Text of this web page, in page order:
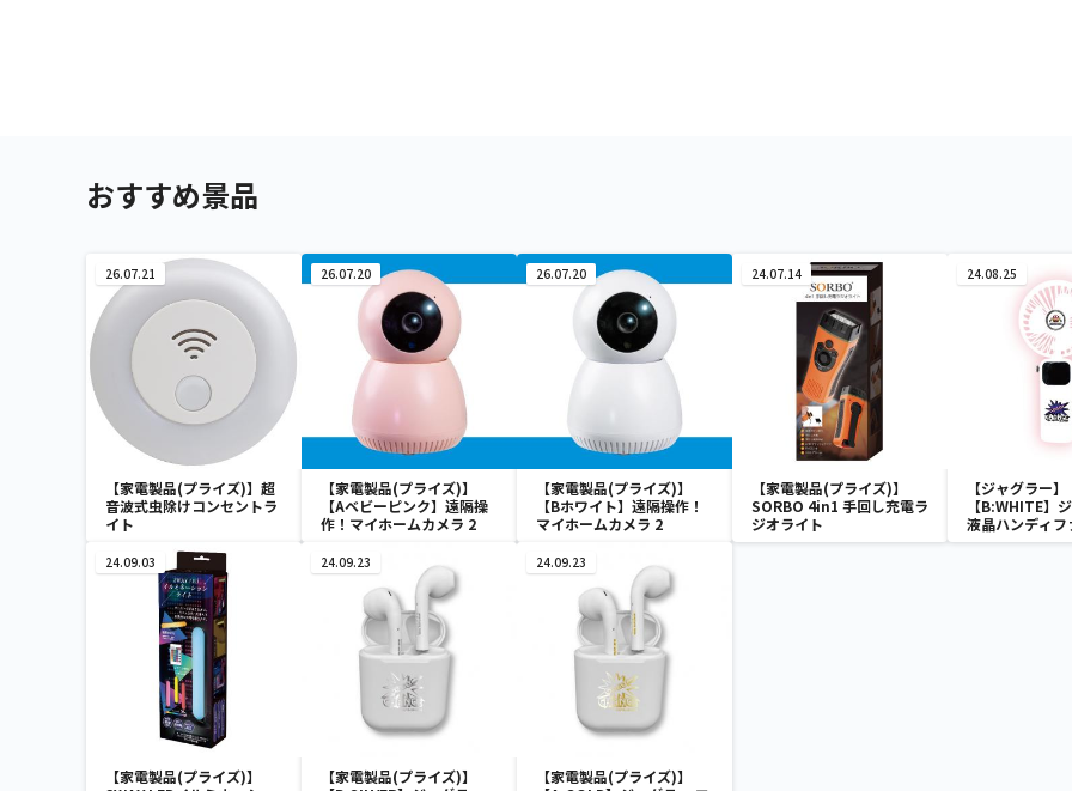
おすすめ景品
26.07.21
【家電製品(プライズ)】超
音波式虫除けコンセントラ
イト
26.07.20
【家電製品(プライズ)】
【Aベビーピンク】遠隔操
作！マイホームカメラ 2
26.07.20
【家電製品(プライズ)】
【Bホワイト】遠隔操作！
マイホームカメラ 2
24.07.14
【家電製品(プライズ)】
SORBO 4in1 手回し充電ラ
ジオライト
24.08.25
【ジャグラー】
【B:WHITE】
液晶ハンディフ
24.09.03
【家電製品(プライズ)】
24.09.23
【家電製品(プライズ)】
24.09.23
【家電製品(プライズ)】